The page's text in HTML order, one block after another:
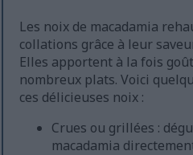
Les noix de macadamia
collations grâce à leur
Elles apportent à la fois
nombreux plats. Voici
ces délicieuses noix :
Crues ou grillées :
macadamia